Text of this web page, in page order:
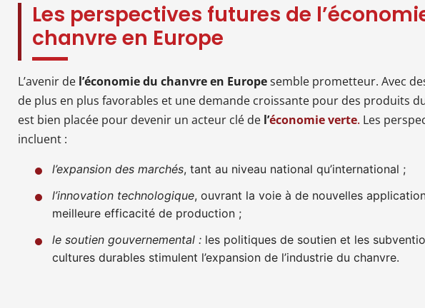
Les perspectives futures de
chanvre en Europe
L’avenir de l’économie du chanvre en Europesemble prometteur. Avec
de plus en plus favorables et une demande croissante pour des produits
est bien placée pour devenir un acteur clé de l’économie verte. Les
incluent :
l’expansion des marchés, tant au niveau national qu’international ;
l’innovation technologique, ouvrant la voie à de nouvelles
meilleure efficacité de production ;
le soutien gouvernemental : les politiques de soutien et les
cultures durables stimulent l’expansion de l’industrie du chanvre.